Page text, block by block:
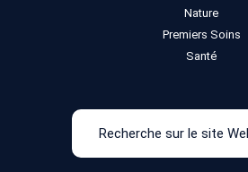
Nature
Premiers Soins
Santé
Recherche
le